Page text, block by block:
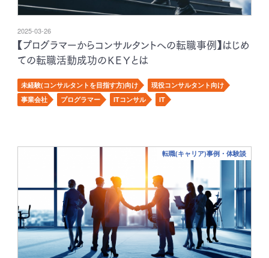
2025-03-26
【プログラマーからコンサルタントへの転職事例】はじめ
ての転職活動成功のＫＥＹとは
未経験(コンサルタントを目指す方)向け
現役コンサルタント向け
事業会社
プログラマー ITコンサル IT
転職(キャリア)事例・体験談